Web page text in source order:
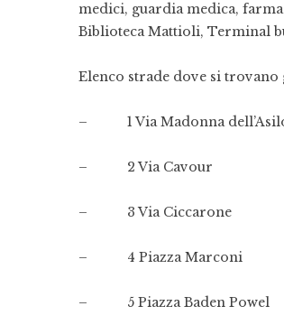
medici, guardia medica,
Biblioteca Mattioli, Terminal
Elenco strade dove si trovano
– 1 Via Madonna
– 2 Via Cavour
– 3 Via Ciccarone
– 4 Piazza Marconi
– 5 Piazza Baden Powel